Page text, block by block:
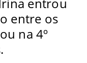
entrou
entre os
na 4º